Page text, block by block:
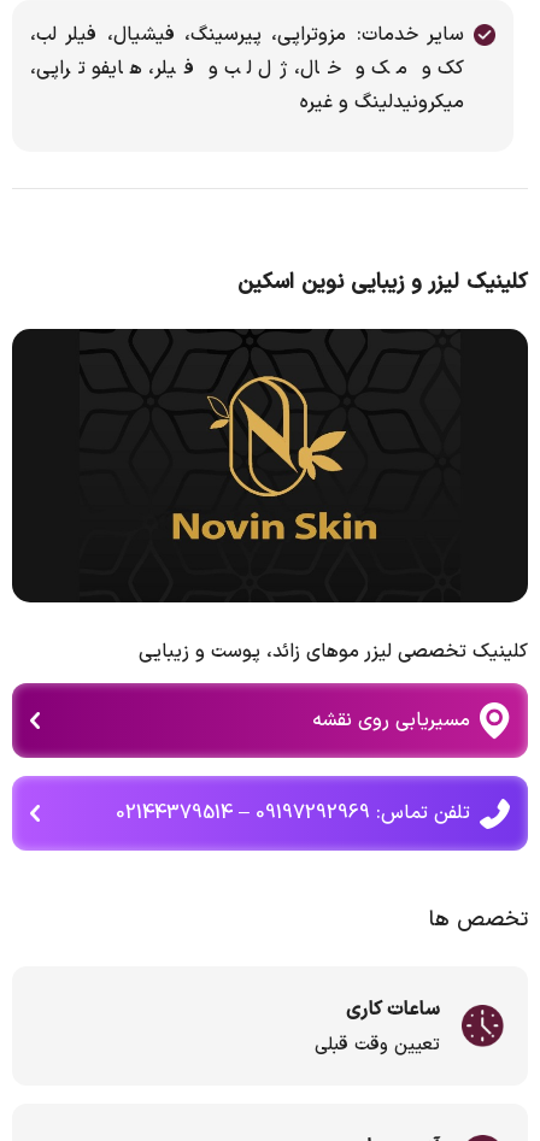
سایر خدمات: مزوتراپی، پیرسینگ، فیشیال، فیلر لب،
کک و مک و خال، ژل لب و فیلر، هایفو تراپی،
میکرونیدلینگ و غیره
كلينيک ليزر و زيبايی نوين اسكين
كلينیک تخصصي ليزر موهاي زائد، پوست و زيبايي
مسیریابی روی نقشه
تلفن تماس: 09197292969 – 02144379514
تخصص ها
ساعات کاری
تعیین وقت قبلی